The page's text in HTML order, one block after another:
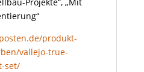
produkt-
vallejo-true-
set/